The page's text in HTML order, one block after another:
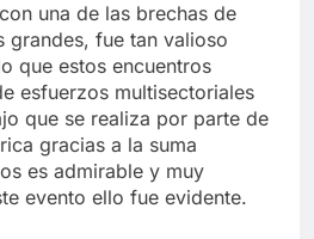
una de las brechas de
grandes, fue tan valioso
que estos encuentros
esfuerzos multisectoriales
que se realiza por parte de
gracias a la suma
es admirable y muy
evento ello fue evidente.